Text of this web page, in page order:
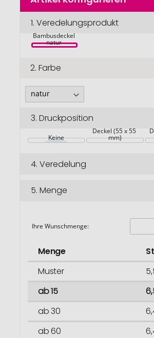
Bildgalerie
springen
1. Veredelungsprodukt
aus Edelstahl
Bambusdeckel
natur
2. Farbe
3. Druckposition
Keine
Deckel (55 x 55
mm)
4. Veredelung
5. Menge
Ihre Wunschmenge:
Menge
Muster
ab 15
ab 30
ab 60